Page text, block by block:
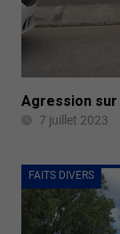
Agression
7 juillet 2023
FAITS DIVERS